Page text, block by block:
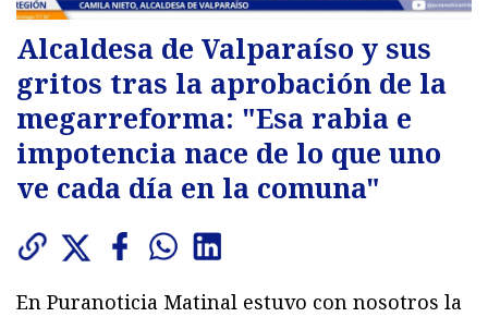
Alcaldesa de Valparaíso y sus
gritos tras la aprobación de la
megarreforma: "Esa rabia e
impotencia nace de lo que uno
ve cada día en la comuna"
En Puranoticia Matinal estuvo con nosotros la